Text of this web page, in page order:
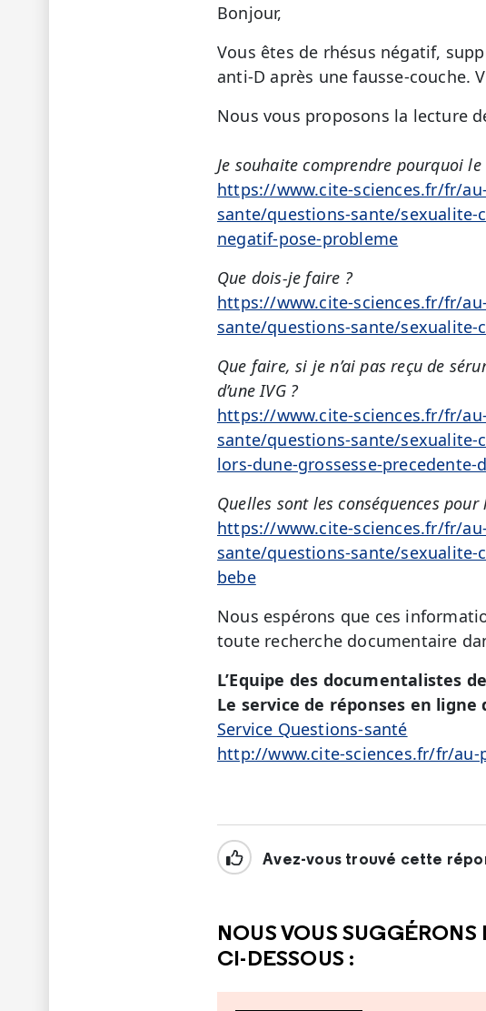
Bonjour,
Vous êtes de rhésus négatif,
anti-D après une fausse-couche.
Nous vous proposons la lecture
Je souhaite comprendre pourquoi
https://www.cite-sciences.fr/fr/
sante/questions-sante/
negatif-pose-probleme
Que dois-je faire ?
https://www.cite-sciences.fr/fr/
sante/questions-sante/
Que faire, si je n’ai pas reçu de
d’une IVG ?
https://www.cite-sciences.fr/fr/
sante/questions-sante/
lors-dune-grossesse-
Quelles sont les conséquences
https://www.cite-sciences.fr/fr/
sante/questions-sante/
bebe
Nous espérons que ces
toute recherche documentaire
L’Equipe des documentalistes
Le service de réponses en ligne
Service Questions-santé
http://www.cite-sciences.fr/fr/
Avez-vous trouvé cette
NOUS VOUS
CI-DESSOUS :